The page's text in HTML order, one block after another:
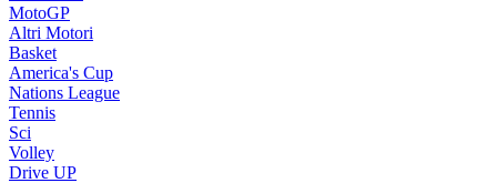
MotoGP
Altri Motori
Basket
America's Cup
Nations League
Tennis
Sci
Volley
Drive UP